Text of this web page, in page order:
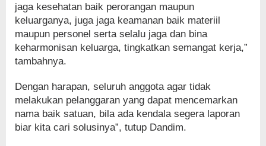
jaga kesehatan baik perorangan maupun
keluarganya, juga jaga keamanan baik materiil
maupun personel serta selalu jaga dan bina
keharmonisan keluarga, tingkatkan semangat kerja,”
tambahnya.
Dengan harapan, seluruh anggota agar tidak
melakukan pelanggaran yang dapat mencemarkan
nama baik satuan, bila ada kendala segera laporan
biar kita cari solusinya”, tutup Dandim.